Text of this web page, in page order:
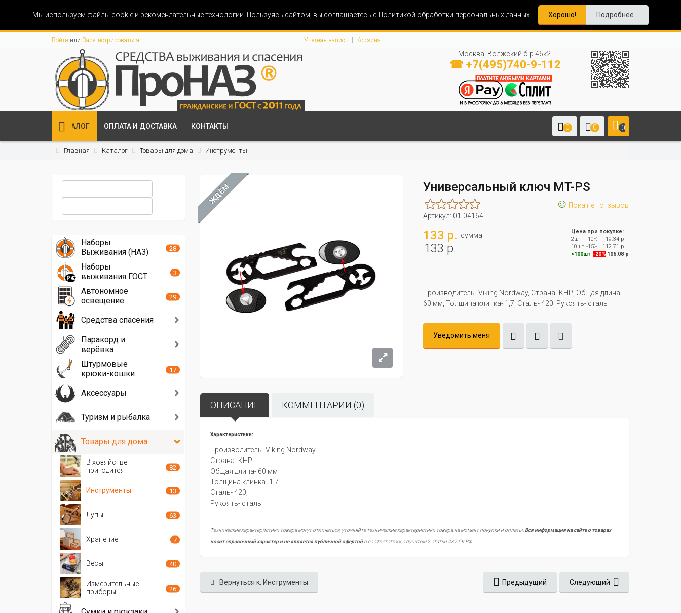
Мы используем файлы cookie и рекомендательные технологии. Пользуясь сайтом, вы соглашаетесь с Политикой обработки персональных данных. Хорошо! Подробнее...
Войти или Зарегистрироваться Учетная запись Корзина
Москва, Волжский б-р 46к2
☎ +7(495)740-9-112
КАТАЛОГ ОПЛАТА И ДОСТАВКА КОНТАКТЫ 0 0 0
Главная Каталог Товары для дома Инструменты
ЖДЁМ
Универсальный ключ MT-PS
☺ Пока нет отзывов
Артикул: 01-04164
133 р. сумма
133 р.
Цена при покупке:
2шт
-10%
119.34 р
10шт -15%
112.71 р
>100шт -20% 106.08 р
Производитель- Viking Nordway, Страна- КНР, Oбщая длина-
60 мм, Толщина клинка- 1,7, Сталь- 420, Рукоять- сталь
Уведомить меня
ОПИСАНИЕ КОММЕНТАРИИ (0)
Характеристики:
Производитель- Viking Nordway
Страна- КНР
Oбщая длина- 60 мм
Толщина клинка- 1,7
Сталь- 420,
Рукоять- сталь
Технические характеристики товара могут отличаться, уточняйте технические характеристики товара на момент покупки и оплаты. Вся информация на сайте о товарах
носит справочный характер и не является публичной офертойв соответствии с пунктом 2 статьи 437 ГК РФ.
Вернуться к: Инструменты Предыдущий Следующий
Наборы
Выживания (НАЗ)
28
Наборы
выживания ГОСТ
3
Автономное
освещение
29
Средства спасения
Паракорд и
верёвка
Штурмовые
крюки-кошки
17
Аксессуары
Туризм и рыбалка
Товары для дома
В хозяйстве
пригодится
82
Инструменты 13
Лупы 63
Хранение 7
Весы 40
Измерительные
приборы
26